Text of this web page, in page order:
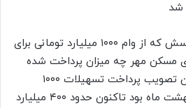
شد
هدایت در پاسخ به این پرسش که از وام ۱۰۰۰ میلیارد تومانی برای
مسکن مهر چه میزان پرداخت شده
است؟ اظهار داشت: از زمان تصویب پرداخت تسهیلات ۱۰۰۰
میلیارد تومانی که در اردیبهشت ماه بود تاکنون حدود ۴۰۰ میلیارد